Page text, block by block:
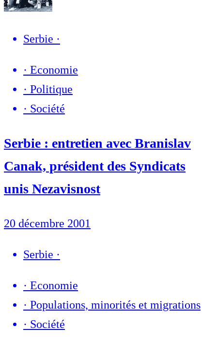
Serbie ·
· Economie
· Politique
· Société
Serbie : entretien avec Branislav
Canak, président des Syndicats
unis Nezavisnost
20 décembre 2001
Serbie ·
· Economie
· Populations, minorités et migrations
· Société